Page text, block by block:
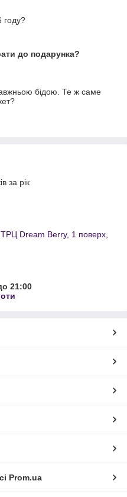
году?
до подарунка?
бідою. Те ж саме
за рік
Dream Berry, 1 поверх,
21:00
Prom.ua